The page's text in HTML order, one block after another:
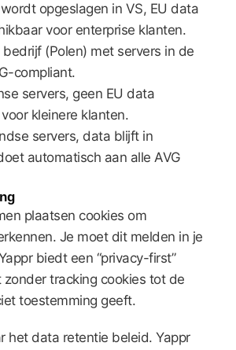
opgeslagen in VS, EU data
voor enterprise klanten.
bedrijf (Polen) met servers in de
compliant.
servers, geen EU data
kleinere klanten.
servers, data blijft in
automatisch aan alle AVG
plaatsen cookies om
Je moet dit melden in je
biedt een “privacy-first”
tracking cookies tot de
toestemming geeft.
het data retentie beleid. Yappr